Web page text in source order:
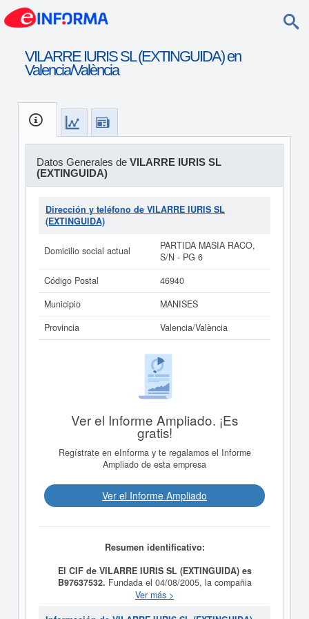
VILARRE IURIS SL (EXTINGUIDA) en
Valencia/València
Datos Generales de VILARRE IURIS SL
(EXTINGUIDA)
Dirección y teléfono de VILARRE IURIS SL
(EXTINGUIDA)
Domicilio social actual
PARTIDA MASIA RACO,
S/N - PG 6
Código Postal
46940
Municipio
MANISES
Provincia
Valencia/València
Ver el Informe Ampliado. ¡Es
gratis!
Regístrate en eInforma y te regalamos el Informe
Ampliado de esta empresa
Ver el Informe Ampliado
Resumen identificativo:
El CIF de VILARRE IURIS SL (EXTINGUIDA) es
B97637532. Fundada el 04/08/2005, la compañia
VILARRE IURIS SL (EXTINGUIDA)
EL ASESORAMIENTO JURIDICO DERIVADO DEL
Ver más >